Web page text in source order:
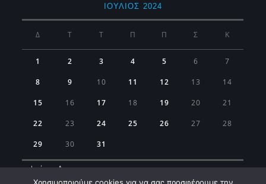
ΙΟΎΛΙΟΣ 2024
Δ Τ Τ Π Π Σ Κ
1 2 3 4 5 6 7
8 9 10 11 12 13 14
15 16 17 18 19 20 21
22 23 24 25 26 27 28
29 30 31
« Ιούν Αυγ »